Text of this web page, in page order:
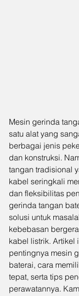
Mesin gerinda
satu alat yang
berbagai jenis
dan konstruksi.
tangan tradisional
kabel seringkali
dan fleksibilitas
gerinda tangan
solusi untuk
kebebasan
kabel listrik. Artikel
pentingnya mesin
baterai, cara
tepat, serta tips
perawatannya.